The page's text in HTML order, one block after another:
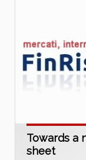
Towards a
sheet